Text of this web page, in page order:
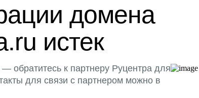
домена
истек
обратитесь к партнеру Руцентра для
для связи с партнером можно в